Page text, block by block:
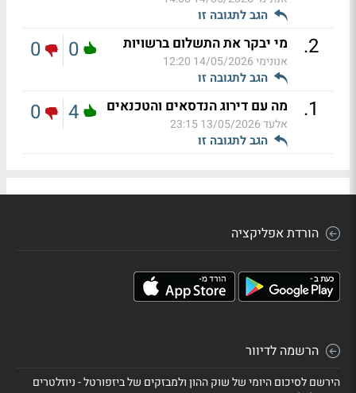
הגב לתגובה זו
2
. מי יבקר את התשלום ברשויות
אנונימי14/05/2026 12:20
הגב לתגובה זו
0
0
1
. מה עם דירוג הנדסאים והטכנאים
אלעד13/05/2026 23:15
הגב לתגובה זו
4
0
הורדת אפליקציה
הרשמה לדיוור
הירשם לסיכום היומי של שוק ההון ולמבזקים של ביזפורטל - ניוזלטרים